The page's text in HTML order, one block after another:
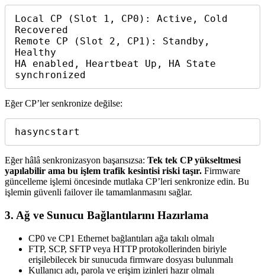
Local CP (Slot 1, CP0): Active, Cold
Recovered
Remote CP (Slot 2, CP1): Standby,
Healthy
HA enabled, Heartbeat Up, HA State
synchronized
Eğer CP’ler senkronize değilse:
hasyncstart
Eğer hâlâ senkronizasyon başarısızsa: Tek tek CP yükseltmesi
yapılabilir ama bu işlem trafik kesintisi riski taşır. Firmware
güncelleme işlemi öncesinde mutlaka CP’leri senkronize edin. Bu
işlemin güvenli failover ile tamamlanmasını sağlar.
3. Ağ ve Sunucu Bağlantılarını Hazırlama
CP0 ve CP1 Ethernet bağlantıları ağa takılı olmalı
FTP, SCP, SFTP veya HTTP protokollerinden biriyle
erişilebilecek bir sunucuda firmware dosyası bulunmalı
Kullanıcı adı, parola ve erişim izinleri hazır olmalı